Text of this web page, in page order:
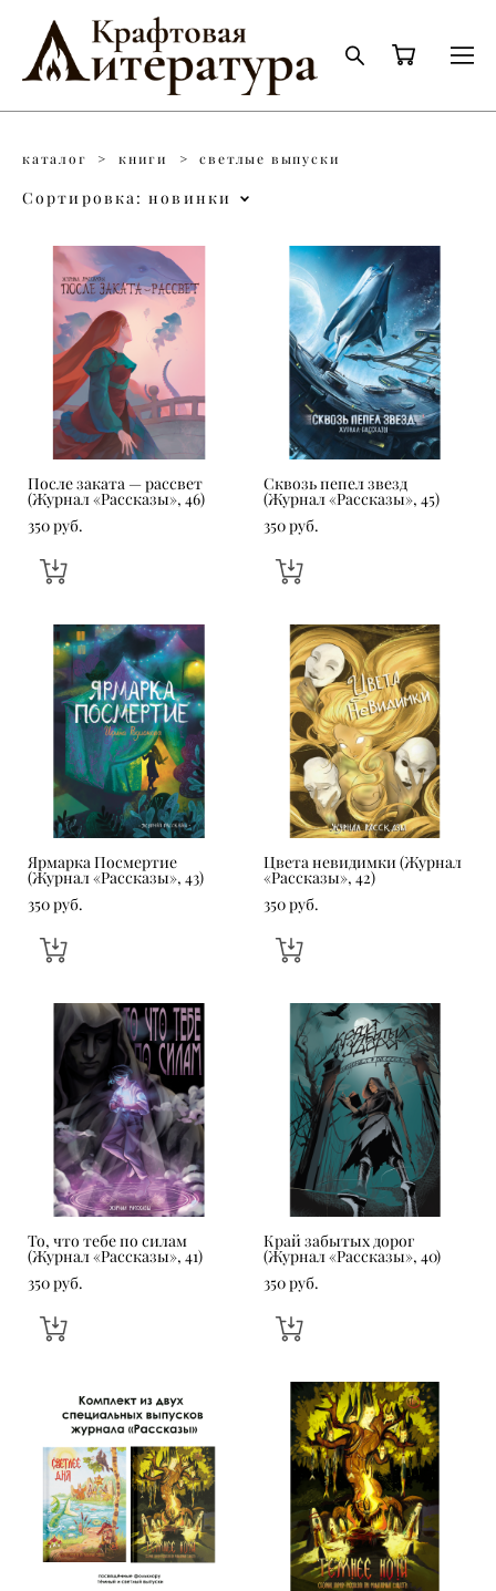
каталог > книги > светлые выпуски
Сортировка: новинки
После заката — рассвет
(Журнал «Рассказы», 46)
350 pуб.
Сквозь пепел звезд
(Журнал «Рассказы», 45)
350 pуб.
Ярмарка Посмертие
(Журнал «Рассказы», 43)
350 pуб.
Цвета невидимки (Журнал
«Рассказы», 42)
350 pуб.
То, что тебе по силам
(Журнал «Рассказы», 41)
350 pуб.
Край забытых дорог
(Журнал «Рассказы», 40)
350 pуб.